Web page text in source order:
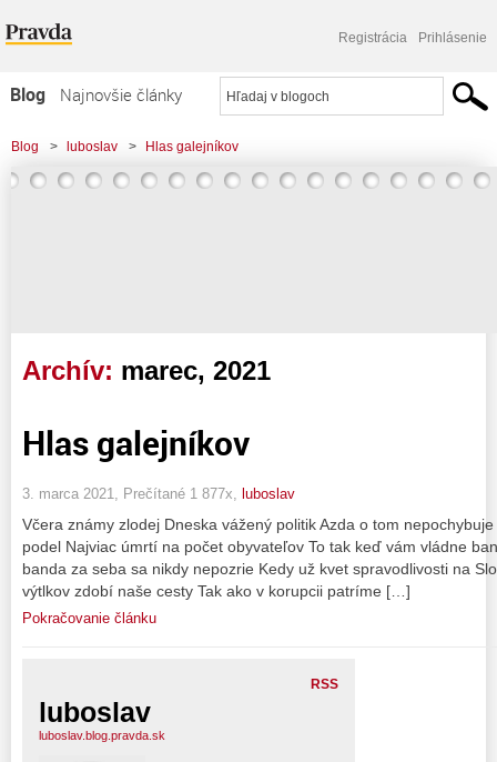
Registrácia Prihlásenie
Blog
Najnovšie články
Najčítanejšie články
Najkomentovanejšie články
Blog > luboslav > Hlas galejníkov
Archív: marec, 2021
Hlas galejníkov
3. marca 2021, Prečítané 1 877x, luboslav
Včera známy zlodej Dneska vážený politik Azda o tom
podel Najviac úmrtí na počet obyvateľov To tak keď vám vládne
banda za seba sa nikdy nepozrie Kedy už kvet spravodlivosti na
výtlkov zdobí naše cesty Tak ako v korupcii patríme […]
Pokračovanie článku
RSS
luboslav
luboslav.blog.pravda.sk